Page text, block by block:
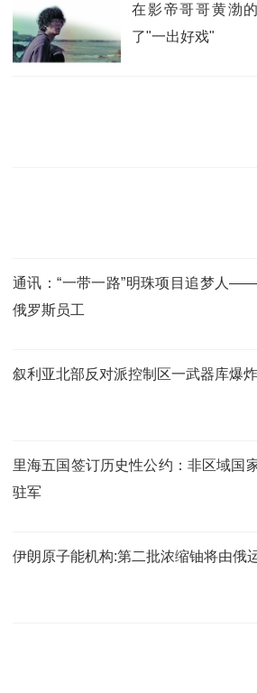
在影帝哥哥黄渤
了"一出好戏"
通讯：“一带一路”明珠项目追梦人
俄罗斯员工
叙利亚北部反对派控制区一武器库爆
里海五国签订历史性公约：非区域国
驻军
伊朗原子能机构:第二批浓缩铀将由俄